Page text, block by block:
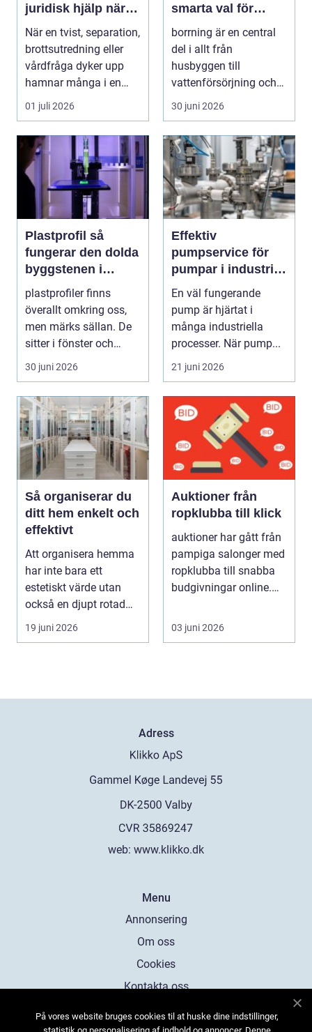
juridisk hjälp när
livet förändras
När en tvist, separation,
brottsutredning eller
vårdfråga dyker upp
hamnar många i en
situation de a...
01 juli 2026
smarta val för
hållbara projekt
borrning är en central
del i allt från
husbyggen till
vattenförsörjning och
stora
infrastrukturproje...
30 juni 2026
Plastprofil så
fungerar den dolda
byggstenen i
modern industri
plastprofiler finns
överallt omkring oss,
men märks sällan. De
sitter i fönster och
dörrar, i kylskå...
30 juni 2026
Effektiv
pumpservice för
pumpar i industrin
– så undviker du
dyra driftstopp
En väl fungerande
pump är hjärtat i
många industriella
processer. När pump...
21 juni 2026
Så organiserar du
ditt hem enkelt och
effektivt
Att organisera hemma
har inte bara ett
estetiskt värde utan
också en djupt rotad
på...
19 juni 2026
Auktioner från
ropklubba till klick
auktioner har gått från
pampiga salonger med
ropklubba till snabba
budgivningar online.
03 juni 2026
Adress
web: www.klikko.dk
Menu
Annonsering
Om oss
Cookies
Kontakta oss
På vores website bruges cookies til at huske dine indstillinger,